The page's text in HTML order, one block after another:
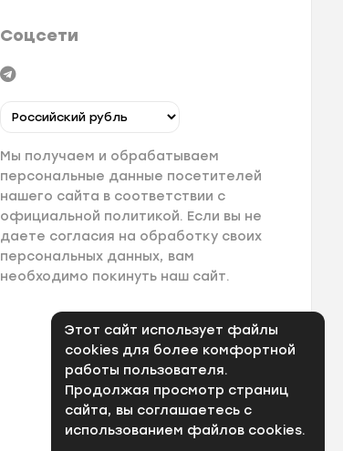
Этот сайт использует файлы
cookies для более комфортной
работы пользователя.
Продолжая просмотр страниц
сайта, вы соглашаетесь с
использованием файлов cookies.
Соцсети
Мы получаем и обрабатываем
персональные данные посетителей
нашего сайта в соответствии с
официальной политикой. Если вы не
даете согласия на обработку своих
персональных данных, вам
необходимо покинуть наш сайт.